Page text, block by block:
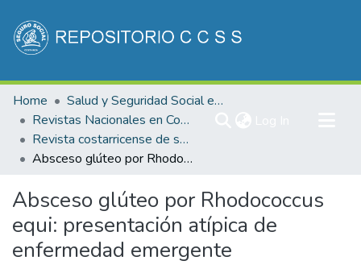
Communities & Collections
All of DSpace
Statistics
Home
Salud y Seguridad Social en Costa Rica
Revistas Nacionales en Costa Rica
Revista costarricense de salud Pública
Absceso glúteo por Rhodococcus equi: presentación atípica de enfermedad emergente
Absceso glúteo por Rhodococcus
equi: presentación atípica de
enfermedad emergente